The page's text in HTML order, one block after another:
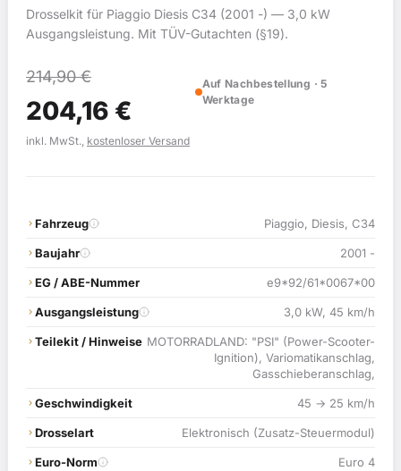
Drosselkit für Piaggio Diesis C34 (2001 -) — 3,0 kW
Ausgangsleistung. Mit TÜV-Gutachten (§19).
214,90€
204,16 €
Auf Nachbestellung · 5
Werktage
inkl. MwSt., kostenloser Versand
Fahrzeug Piaggio, Diesis, C34
Baujahr 2001 -
EG / ABE-Nummer e9*92/61*0067*00
Ausgangsleistung 3,0 kW, 45 km/h
Teilekit / Hinweise MOTORRADLAND: "PSI" (Power-Scooter-
Ignition), Variomatikanschlag,
Gasschieberanschlag,
Geschwindigkeit 45 → 25 km/h
Drosselart Elektronisch (Zusatz-Steuermodul)
Euro-Norm Euro 4